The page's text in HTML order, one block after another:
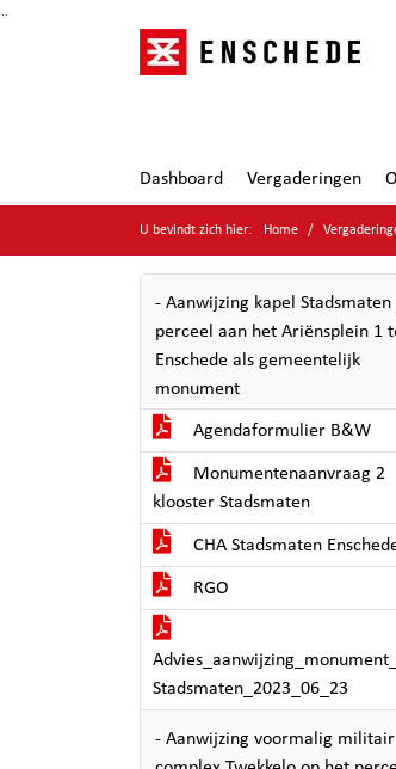
Ga naar de inhoud van deze pagina
Ga naar het zoeken
Ga naar het menu
Dashboard Vergaderingen
U bevindt zich hier: Home
- Aanwijzing kapel Stadsmaten
perceel aan het Ariënsplein 1
Enschede als gemeentelijk
monument
Agendaformulier B&W
Monumentenaanvraag 2
klooster Stadsmaten
CHA Stadsmaten
RGO
Stadsmaten_2023_06_23
- Aanwijzing voormalig militair